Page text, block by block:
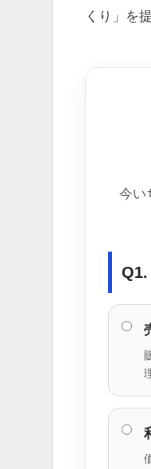
くり」を
今い
Q1.